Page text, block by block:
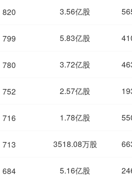
820 3.56亿股
799 5.83亿股
780 3.72亿股
752 2.57亿股
716 1.78亿股
713 3518.08万股
684 5.16亿股